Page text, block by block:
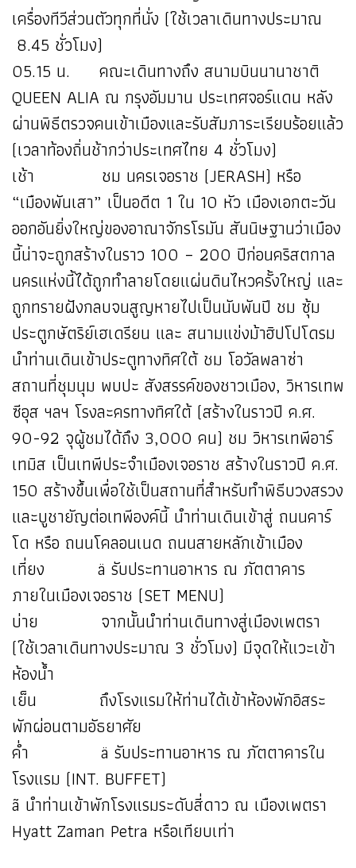
เครื่องทีวีส่วนตัวทุกที่นั่ง (ใช้เวลาเดินทางประมาณ
8.45 ชั่วโมง)
05.15 น. คณะเดินทางถึง สนามบินนานาชาติ
QUEEN ALIA ณ กรุงอัมมาน ประเทศจอร์แดน หลัง
ผ่านพิธีตรวจคนเข้าเมืองและรับสัมภาระเรียบร้อยแล้ว
(เวลาท้องถิ่นช้ากว่าประเทศไทย 4 ชั่วโมง)
เช้า ชม นครเจอราช (JERASH) หรือ
“เมืองพันเสา” เป็นอดีต 1 ใน 10 หัว เมืองเอกตะวัน
ออกอันยิ่งใหญ่ของอาณาจักรโรมัน สันนิษฐานว่าเมือง
นี้น่าจะถูกสร้างในราว 100 – 200 ปีก่อนคริสตกาล
นครแห่งนี้ได้ถูกทำลายโดยแผ่นดินไหวครั้งใหญ่ และ
ถูกทรายฝังกลบจนสูญหายไปเป็นนับพันปี ชม ซุ้ม
ประตูกษัตริย์เฮเดรียน และ สนามแข่งม้าฮิปโปโดรม
นำท่านเดินเข้าประตูทางทิศใต้ ชม โอวัลพลาซ่า
สถานที่ชุมนุม พบปะ สังสรรค์ของชาวเมือง, วิหารเทพ
ซีอุส ฯลฯ โรงละครทางทิศใต้ (สร้างในราวปี ค.ศ.
90-92 จุผู้ชมได้ถึง 3,000 คน) ชม วิหารเทพีอาร์
เทมิส เป็นเทพีประจำเมืองเจอราช สร้างในราวปี ค.ศ.
150 สร้างขึ้นเพื่อใช้เป็นสถานที่สำหรับทำพิธีบวงสรวง
และบูชายัญต่อเทพีองค์นี้ นำท่านเดินเข้าสู่ ถนนคาร์
โด หรือ ถนนโคลอนเนด ถนนสายหลักเข้าเมือง
เที่ยง ä รับประทานอาหาร ณ ภัตตาคาร
ภายในเมืองเจอราช (SET MENU)
บ่าย จากนั้นนำท่านเดินทางสู่เมืองเพตรา
(ใช้เวลาเดินทางประมาณ 3 ชั่วโมง) มีจุดให้แวะเข้า
ห้องน้ำ
เย็น ถึงโรงแรมให้ท่านได้เข้าห้องพักอิสระ
พักผ่อนตามอัธยาศัย
ค่ำ ä รับประทานอาหาร ณ ภัตตาคารใน
โรงแรม (INT. BUFFET)
ã นำท่านเข้าพักโรงแรมระดับสี่ดาว ณ เมืองเพตรา
Hyatt Zaman Petra หรือเทียบเท่า